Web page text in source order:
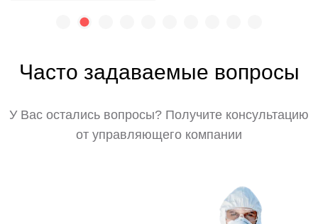
Часто задаваемые вопросы
У Вас остались вопросы? Получите консультацию
от управляющего компании